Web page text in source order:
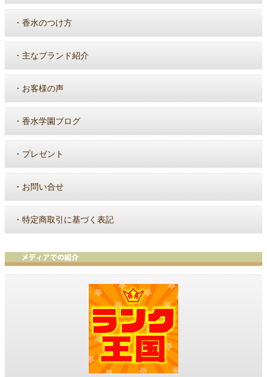
・ 香水のつけ方
・ 主なブランド紹介
・ お客様の声
・ 香水学園ブログ
・ プレゼント
・ お問い合せ
・ 特定商取引に基づく表記